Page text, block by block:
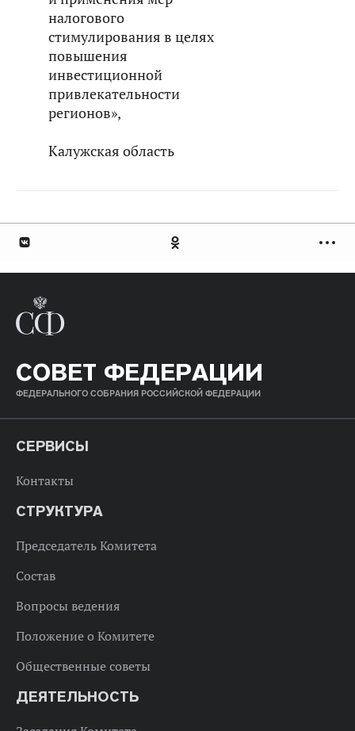
налогового
стимулирования в целях
повышения
инвестиционной
привлекательности
регионов»,
Калужская область
СОВЕТ ФЕДЕРАЦИИ
ФЕДЕРАЛЬНОГО СОБРАНИЯ РОССИЙСКОЙ ФЕДЕРАЦИИ
СЕРВИСЫ
Контакты
СТРУКТУРА
Председатель Комитета
Состав
Вопросы ведения
Положение о Комитете
Общественные советы
ДЕЯТЕЛЬНОСТЬ